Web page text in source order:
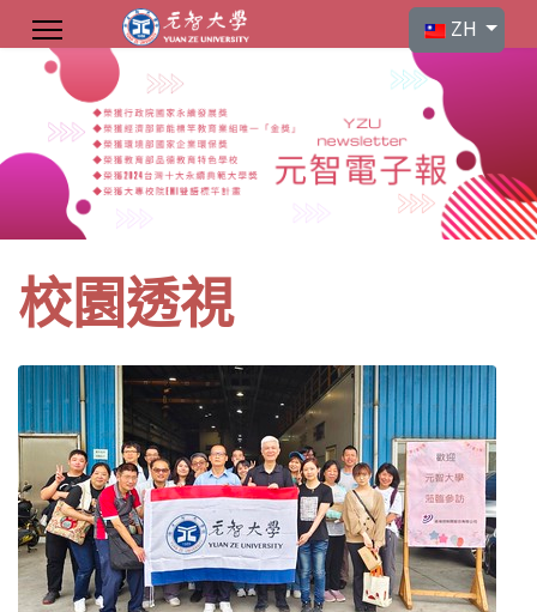
選擇你的語言
ZH
校園透視